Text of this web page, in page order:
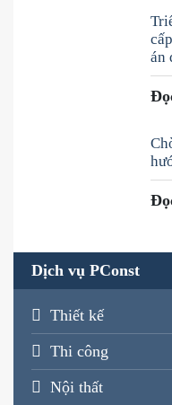
án
Dịch vụ PConst
Thiết kế
Thi công
Nội thất